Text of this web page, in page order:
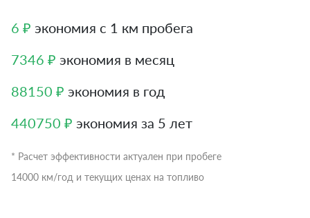
6 ₽ экономия с 1 км пробега
7346 ₽ экономия в месяц
88150 ₽ экономия в год
440750 ₽ экономия за 5 лет
* Расчет эффективности актуален при пробеге
14000 км/год и текущих ценах на топливо